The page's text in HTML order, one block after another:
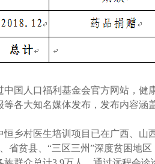
中国人口福利基金会官方网站，
各大知名媒体发布，发布内容涵
恒乡村医生培训项目已在广西、
省贫县、“三区三州”深度贫困地